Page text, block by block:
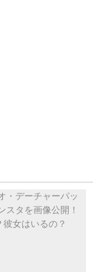
チャナ